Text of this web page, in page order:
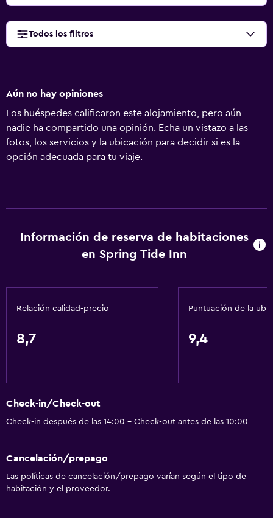
Todos los filtros
Aún no hay opiniones
Los huéspedes calificaron este alojamiento, pero aún
nadie ha compartido una opinión. Echa un vistazo a las
fotos, los servicios y la ubicación para decidir si es la
opción adecuada para tu viaje.
Información de reserva de habitaciones
en Spring Tide Inn
Relación calidad-precio
8,7
Puntuación de la
9,4
Check-in/Check-out
Check-in después de las 14:00 - Check-out antes de las 10:00
Cancelación/prepago
Las políticas de cancelación/prepago varían según el tipo de
habitación y el proveedor.